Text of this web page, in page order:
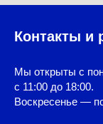
Контакты и
Мы открыты с
с 11:00 до 18:00.
Воскресенье —